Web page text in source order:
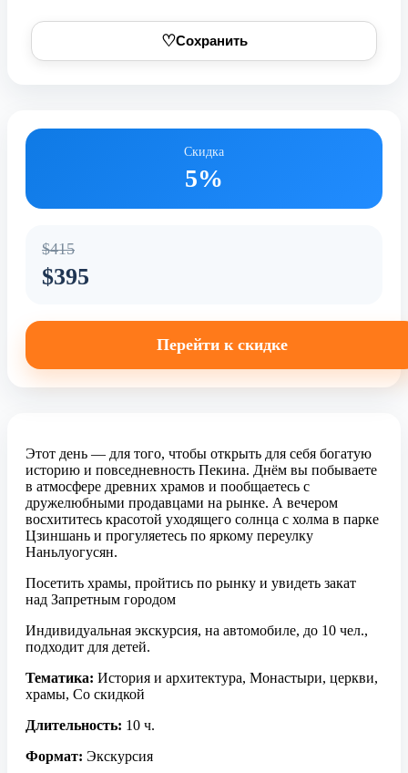
♡Сохранить
Скидка
5%
$415
$395
Перейти к скидке
Этот день — для того, чтобы открыть для себя богатую
историю и повседневность Пекина. Днём вы побываете
в атмосфере древних храмов и пообщаетесь с
дружелюбными продавцами на рынке. А вечером
восхититесь красотой уходящего солнца с холма в парке
Цзиншань и прогуляетесь по яркому переулку
Наньлуогусян.
Посетить храмы, пройтись по рынку и увидеть закат
над Запретным городом
Индивидуальная экскурсия, на автомобиле, до 10 чел.,
подходит для детей.
Тематика: История и архитектура, Монастыри, церкви,
храмы, Со скидкой
Длительность: 10 ч.
Формат: Экскурсия